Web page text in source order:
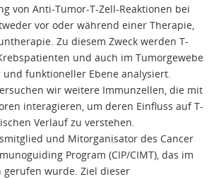
von Anti-Tumor-T-Zell-Reaktionen bei
vor oder während einer Therapie,
Zu diesem Zweck werden T-
und auch im Tumorgewebe
funktioneller Ebene analysiert.
wir weitere Immunzellen, die mit
interagieren, um deren Einfluss auf T-
Verlauf zu verstehen.
und Mitorganisator des Cancer
Program (CIP/CIMT), das im
gerufen wurde. Ziel dieser